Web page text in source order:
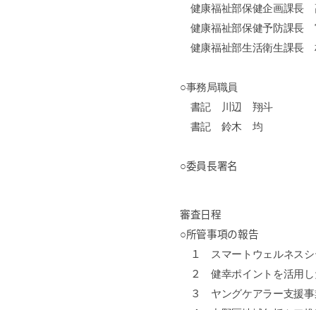
健康福祉部保健企画課
健康福祉部保健予防課
健康福祉部生活衛生課
○事務局職員
書記 川辺 翔斗
書記 鈴木 均
○委員長署名
審査日程
○所管事項の報告
１
スマートウェルネス
２ 健幸ポイントを活用
３ ヤングケアラー支援